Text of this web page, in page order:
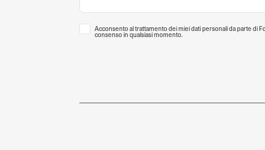
Acconsento al trattamento dei miei dati personali da parte di
consenso in qualsiasi momento.